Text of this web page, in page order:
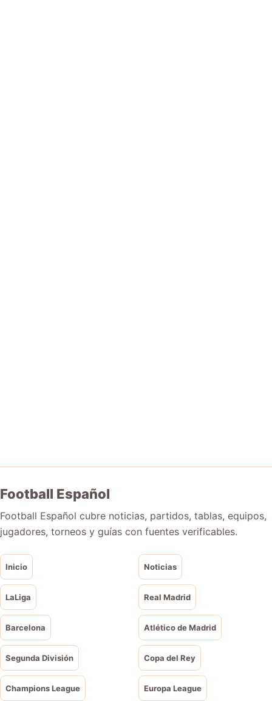
Football Español
Football Español cubre noticias, partidos, tablas, equipos,
jugadores, torneos y guías con fuentes verificables.
Inicio Noticias
LaLiga Real Madrid
Barcelona Atlético de Madrid
Segunda División Copa del Rey
Champions League Europa League